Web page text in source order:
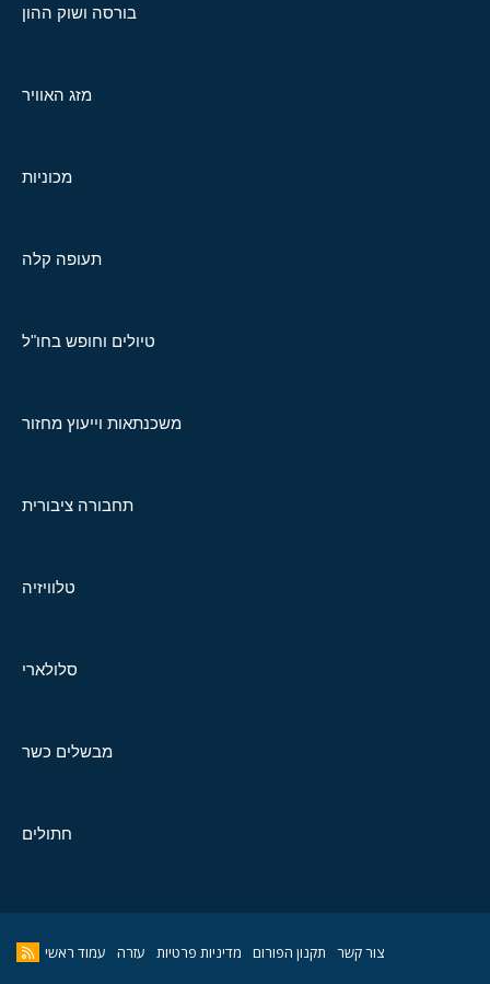
בורסה ושוק ההון
מזג האוויר
מכוניות
תעופה קלה
טיולים וחופש בחו"ל
משכנתאות וייעוץ מחזור
תחבורה ציבורית
טלוויזיה
סלולארי
מבשלים כשר
חתולים
צור קשר תקנון הפורום מדיניות פרטיות עזרה עמוד ראשי